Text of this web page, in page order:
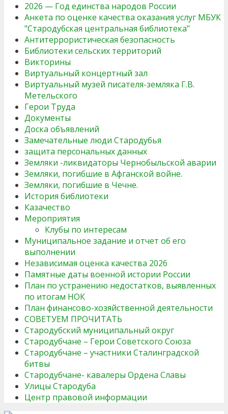
2026 — Год единства народов России
Анкета по оценке качества оказания услуг МБУК
"Стародубская центральная библиотека"
Антитеррористическая безопасность
Библиотеки сельских территорий
Викторины
Виртуальный концертный зал
Виртуальный музей писателя-земляка Г.В.
Метельского
Герои Труда
Документы
Доска объявлений
Замечательные люди Стародубья
защита персональных данных
Земляки -ликвидаторы Чернобыльской аварии
Земляки, погибшие в Афганской войне.
Земляки, погибшие в Чечне.
История библиотеки
Казачество
Мероприятия
Клубы по интересам
Муниципальное задание и отчет об его
выполнении
Независимая оценка качества 2026
Памятные даты военной истории России
План по устранению недостатков, выявленных
по итогам НОК
План финансово-хозяйственной деятельности
СОВЕТУЕМ ПРОЧИТАТЬ
Стародубский муниципальный округ
Стародубчане – Герои Советского Союза
Стародубчане – участники Сталинградской
битвы
Стародубчане- кавалеры Ордена Славы
Улицы Стародуба
Центр правовой информации